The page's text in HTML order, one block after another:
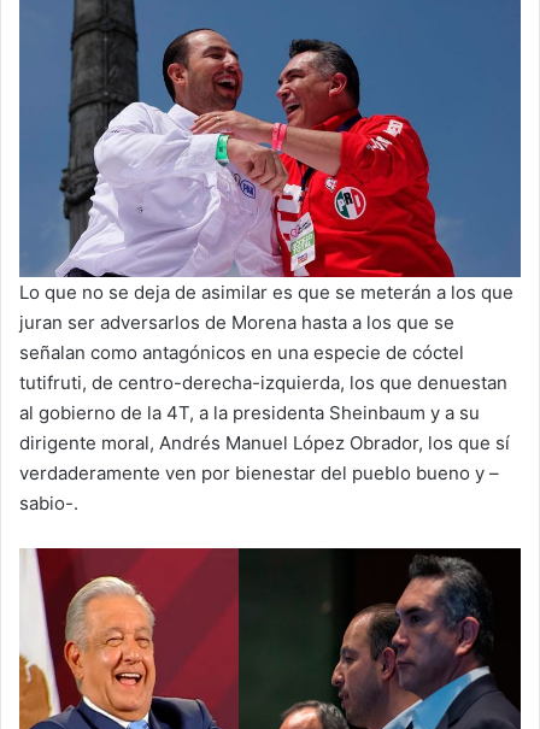
Lo que no se deja de asimilar es que se meterán a los que
juran ser adversarlos de Morena hasta a los que se
señalan como antagónicos en una especie de cóctel
tutifruti, de centro-derecha-izquierda, los que denuestan
al gobierno de la 4T, a la presidenta Sheinbaum y a su
dirigente moral, Andrés Manuel López Obrador, los que sí
verdaderamente ven por bienestar del pueblo bueno y –
sabio-.